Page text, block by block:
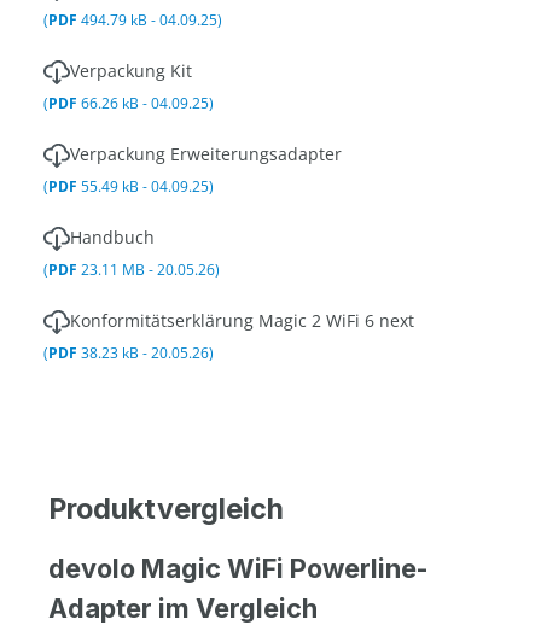
(PDF 494.79 kB - 04.09.25)
Verpackung Kit
(PDF 66.26 kB - 04.09.25)
Verpackung Erweiterungsadapter
(PDF 55.49 kB - 04.09.25)
Handbuch
(PDF 23.11 MB - 20.05.26)
Konformitätserklärung Magic 2 WiFi 6 next
(PDF 38.23 kB - 20.05.26)
Produktvergleich
devolo Magic WiFi Powerline-
Adapter im Vergleich